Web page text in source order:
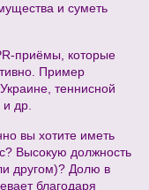
и суметь
приёмы, которые
Пример
теннисной
др.
вы хотите иметь
Высокую должность
другом)? Долю в
благодаря